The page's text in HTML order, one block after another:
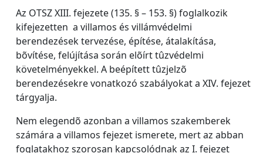
Az OTSZ XIII. fejezete (135. § – 153. §) foglalkozik
kifejezetten a villamos és villámvédelmi
berendezések tervezése, építése, átalakítása,
bõvítése, felújítása során elõírt tûzvédelmi
követelményekkel. A beépített tûzjelzõ
berendezésekre vonatkozó szabályokat a XIV. fejezet
tárgyalja.
Nem elegendõ azonban a villamos szakemberek
számára a villamos fejezet ismerete, mert az abban
foglatakhoz szorosan kapcsolódnak az I. fejezet